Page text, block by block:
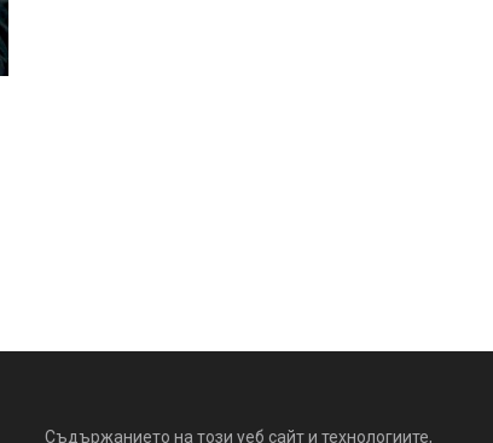
Съдържанието на този уеб сайт и технологиите,